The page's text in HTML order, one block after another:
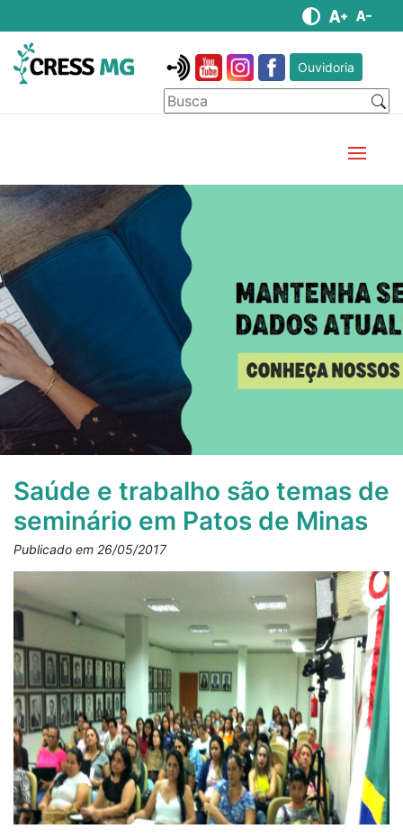
Ouvidoria
Saúde e trabalho são temas de
seminário em Patos de Minas
Publicado em 26/05/2017